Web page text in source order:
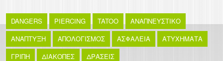
DANGERS PIERCING TATOO
ΑΝΑΠΝΕΥΣΤΙΚΟ
ΑΝΑΠΤΥΞΗ
ΑΠΟΛΟΓΙΣΜΟΣ ΑΣΦΑΛΕΙΑ
ΑΤΥΧΗΜΑΤΑ
ΓΡΙΠΗ
ΔΙΑΚΟΠΕΣ ΔΡΑΣΕΙΣ